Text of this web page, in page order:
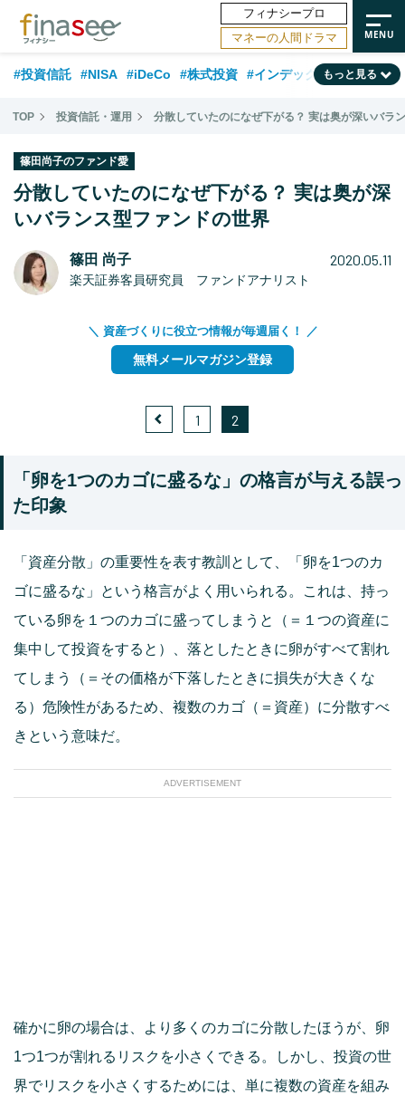
フィナシープロ
マネーの人間ドラマ
#投資信託 #NISA #iDeCo #株式投資 #インデックスファンド
#相談事例 #相続・贈与 #FP #新NISA #積立投資 #30代
#フィナンシャル・ウェルビーイング #退職金 #50代
#老後 #データ・調査 #金融用語解説 #話題の企業
もっと見る
TOP 投資信託・運用 分散していたのになぜ下がる？ 実は奥が深いバラ
篠田尚子のファンド愛
分散していたのになぜ下がる？ 実は奥が深
いバランス型ファンドの世界
篠田 尚子
楽天証券客員研究員 ファンドアナリスト
2020.05.11
＼ 資産づくりに役立つ情報が毎週届く！ ／
無料メールマガジン登録
1 2
「卵を1つのカゴに盛るな」の格言が与える誤っ
た印象
「資産分散」の重要性を表す教訓として、「卵を1つのカ
ゴに盛るな」という格言がよく用いられる。これは、持っ
ている卵を１つのカゴに盛ってしまうと（＝１つの資産に
集中して投資をすると）、落としたときに卵がすべて割れ
てしまう（＝その価格が下落したときに損失が大きくな
る）危険性があるため、複数のカゴ（＝資産）に分散すべ
きという意味だ。
ADVERTISEMENT
確かに卵の場合は、より多くのカゴに分散したほうが、卵
1つ1つが割れるリスクを小さくできる。しかし、投資の世
界でリスクを小さくするためには、単に複数の資産を組み